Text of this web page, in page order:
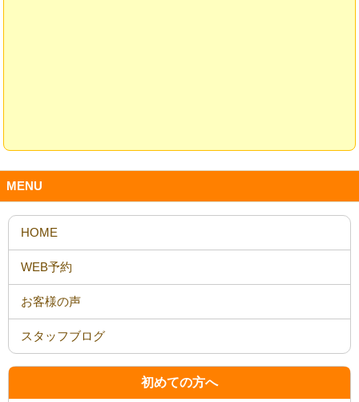
MENU
HOME
WEB予約
お客様の声
スタッフブログ
初めての方へ